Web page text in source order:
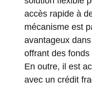
accès rapide à
mécanisme est
avantageux
offrant des
En outre, il est
avec un crédit